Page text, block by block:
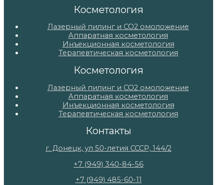
Косметология
Лазерный пилинг и СО2 омоложение
Аппаратная косметология
Инъекционная косметология
Терапевтическая косметология
Косметология
Лазерный пилинг и СО2 омоложение
Аппаратная косметология
Инъекционная косметология
Терапевтическая косметология
Контакты
г. Донецк, ул 50-летия СССР, 144/2
+7 (949) 340-84-56
+7 (949) 485-60-11